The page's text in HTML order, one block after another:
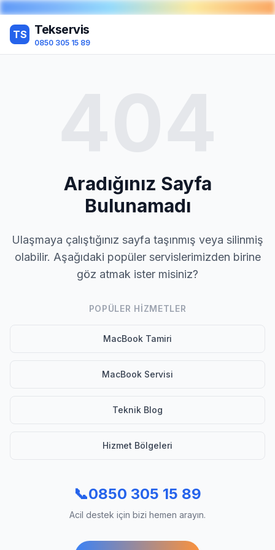
TS Tekservis
0850 305 15 89
Aradığınız Sayfa
Bulunamadı
Ulaşmaya çalıştığınız sayfa taşınmış veya silinmiş
olabilir. Aşağıdaki popüler servislerimizden birine
göz atmak ister misiniz?
POPÜLER HIZMETLER
MacBook Tamiri
MacBook Servisi
Teknik Blog
Hizmet Bölgeleri
📞0850 305 15 89
Acil destek için bizi hemen arayın.